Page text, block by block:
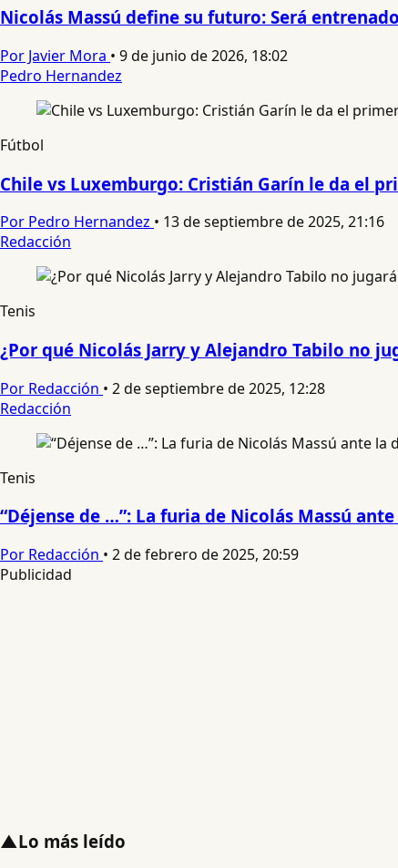
Nicolás Massú define su futuro: Será
Por Javier Mora • 9 de junio de 2026, 18:02
Pedro Hernandez
Fútbol
Chile vs Luxemburgo: Cristián Garín le da el
Por Pedro Hernandez • 13 de septiembre de 2025, 21:16
Redacción
Tenis
¿Por qué Nicolás Jarry y Alejandro Tabilo no
Por Redacción • 2 de septiembre de 2025, 12:28
Redacción
Tenis
“Déjense de …”: La furia de Nicolás Massú
Por Redacción • 2 de febrero de 2025, 20:59
Publicidad
▲Lo más leído